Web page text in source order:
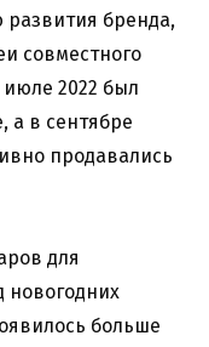
бренда,
совместного
2022 был
а в сентябре
продавались
для
новогодних
больше